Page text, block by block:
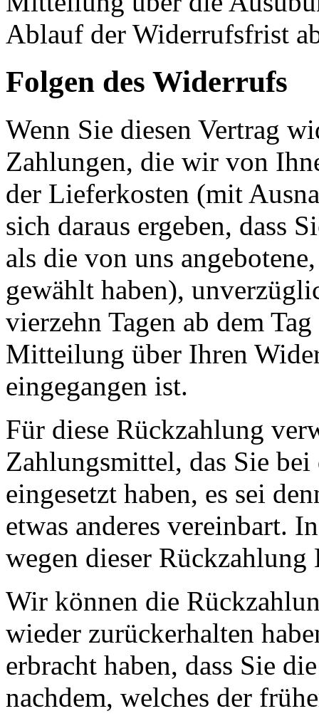
Ablauf der Widerrufsfrist
Folgen des Widerrufs
Wenn Sie diesen Vertrag
Zahlungen, die wir von
der Lieferkosten (mit
sich daraus ergeben, dass
als die von uns
gewählt haben),
vierzehn Tagen ab dem
Mitteilung über Ihren
eingegangen ist.
Für diese Rückzahlung
Zahlungsmittel, das Sie
eingesetzt haben, es sei
etwas anderes vereinbart.
wegen dieser Rückzahlung
Wir können die
wieder zurückerhalten
erbracht haben, dass Sie
nachdem, welches der